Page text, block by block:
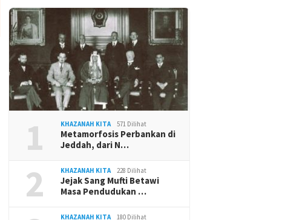
1 KHAZANAH KITA 571 Dilihat
Metamorfosis Perbankan di
Jeddah, dari N…
2 KHAZANAH KITA 228 Dilihat
Jejak Sang Mufti Betawi
Masa Pendudukan …
KHAZANAH KITA 180 Dilihat